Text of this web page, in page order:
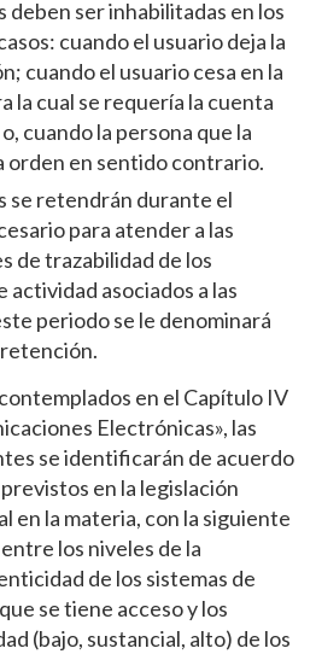
deben ser inhabilitadas en los
cuando el usuario deja la
cuando el usuario cesa en la
la cual se requería la cuenta
cuando la persona que la
orden en sentido contrario.
se retendrán durante el
para atender a las
de trazabilidad de los
actividad asociados a las
periodo se le denominará
en el Capítulo IV
Electrónicas», las
se identificarán de acuerdo
en la legislación
en la materia, con la siguiente
los niveles de la
de los sistemas de
se tiene acceso y los
(bajo, sustancial, alto) de los